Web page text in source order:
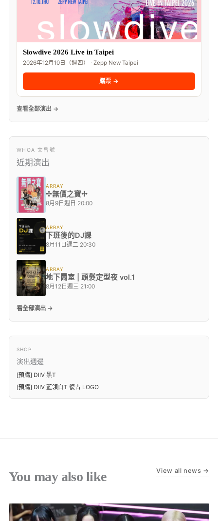
Slowdive 2026 Live in Taipei
2026年12月10日（週四） · Zepp New Taipei
購票 →
查看全部演出 →
WHOA 文昌號
近期演出
ARRAY
✢無價之寶✢
8月9日週日 20:00
ARRAY
下班後的DJ課
8月11日週二 20:30
ARRAY
地下鬧室 | 頭髮定型夜 vol.1
8月12日週三 21:00
看全部演出 →
SHOP
演出週邊
[預購] DIIV 黑T
[預購] DIIV 藍領白T 復古 LOGO
You may also like View all news →